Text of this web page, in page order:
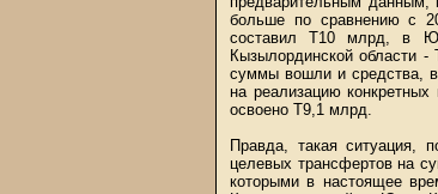
больше по сравнению с
составил Т10 млрд, в
Кызылординской области
суммы вошли и средства,
на реализацию
освоено Т9,1 млрд.
Правда, такая
целевых трансфертов на
которыми в настоящее